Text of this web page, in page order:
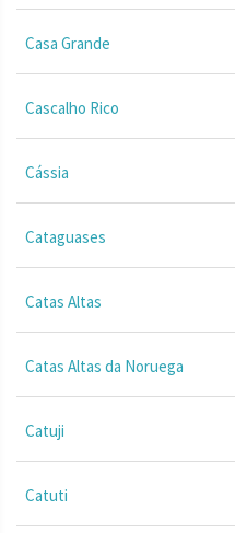
Casa Grande
Cascalho Rico
Cássia
Cataguases
Catas Altas
Catas Altas da Noruega
Catuji
Catuti